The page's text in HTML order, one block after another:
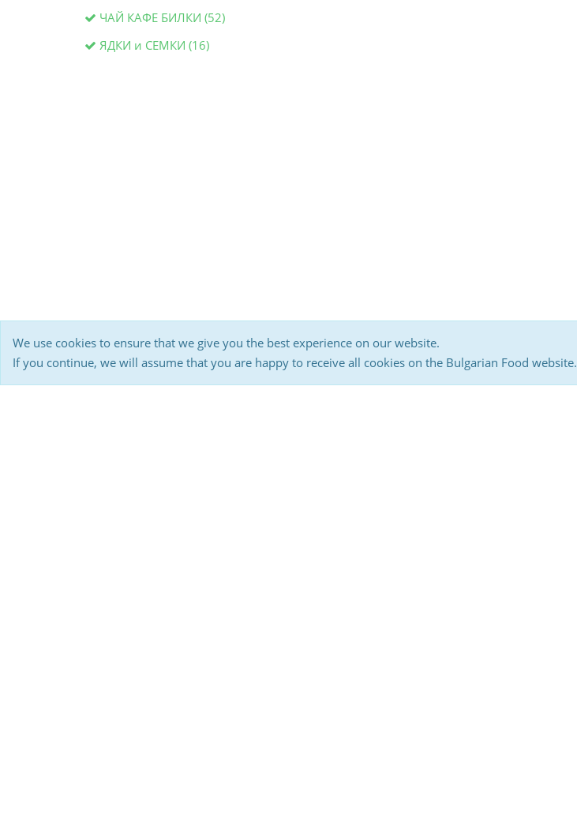
ЧАЙ КАФЕ БИЛКИ (52)
ЯДКИ и СЕМКИ (16)
We use cookies to ensure that we give you the best experience on our website.
If you continue, we will assume that you are happy to receive all cookies on the Bulgarian Food website.